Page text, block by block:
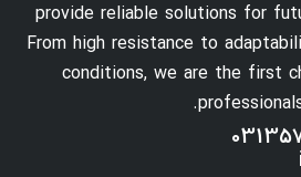
provide reliable solutions for
From high resistance to
conditions, we are the first